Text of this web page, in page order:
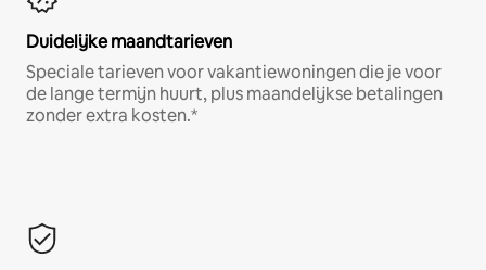
Duidelijke maandtarieven
Speciale tarieven voor vakantiewoningen die je voor
de lange termijn huurt, plus maandelijkse betalingen
zonder extra kosten.*